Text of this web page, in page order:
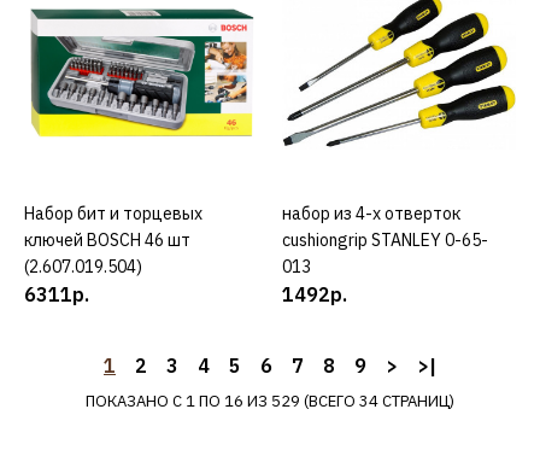
КУПИТЬ
ДОБАВИТЬ К СРАВНЕНИЮ
ДОБАВИТЬ В ПОЖЕЛАНИЯ
Набор 3 бит BOSCH 49 мм
ph2 xh
КУПИТЬ
КУПИТЬ
Набор бит и торцевых
ключей BOSCH 46 шт
(2.607.019.504)
6311р.
КУПИТЬ
набор из 4-х отверток
cushiongrip STANLEY 0-65-
013
1492р.
1 2 3 4 5 6 7 8 9 > >|
ПОКАЗАНО С 1 ПО 16 ИЗ 529 (ВСЕГО 34 СТРАНИЦ)